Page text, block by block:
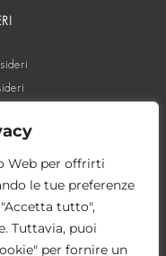
Web per offrirti
le tue preferenze
tutto",
Tuttavia, puoi
per fornire un